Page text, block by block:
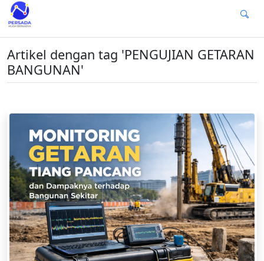
Artikel dengan tag 'PENGUJIAN GETARAN
BANGUNAN'